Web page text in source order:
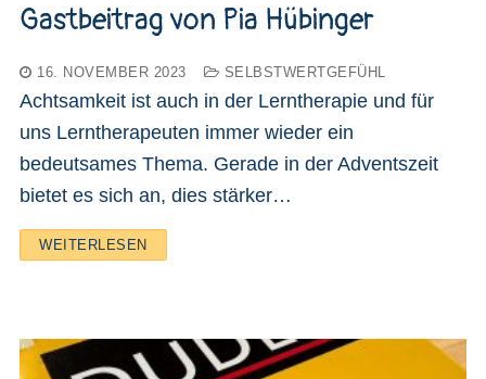
Gastbeitrag von Pia Hübinger
16. NOVEMBER 2023 SELBSTWERTGEFÜHL
Achtsamkeit ist auch in der Lerntherapie und für
uns Lerntherapeuten immer wieder ein
bedeutsames Thema. Gerade in der Adventszeit
bietet es sich an, dies stärker…
WEITERLESEN